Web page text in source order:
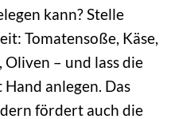
kann? Stelle
Tomatensoße, Käse,
Oliven – und lass die
anlegen. Das
fördert auch die